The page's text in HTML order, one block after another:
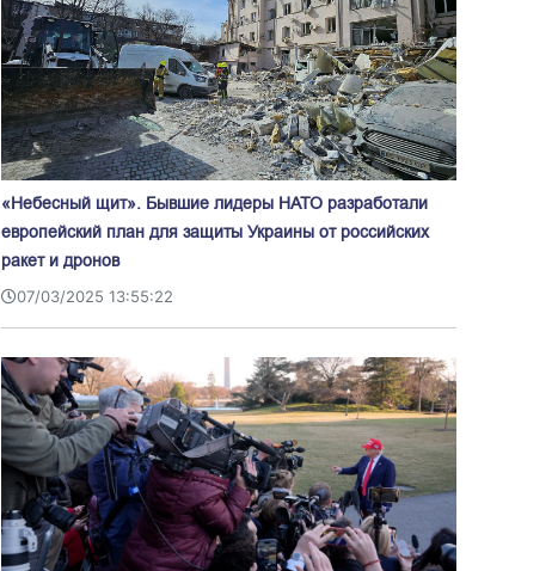
«Небесный щит». Бывшие лидеры НАТО разработали
европейский план для защиты Украины от российских
ракет и дронов
07/03/2025 13:55:22